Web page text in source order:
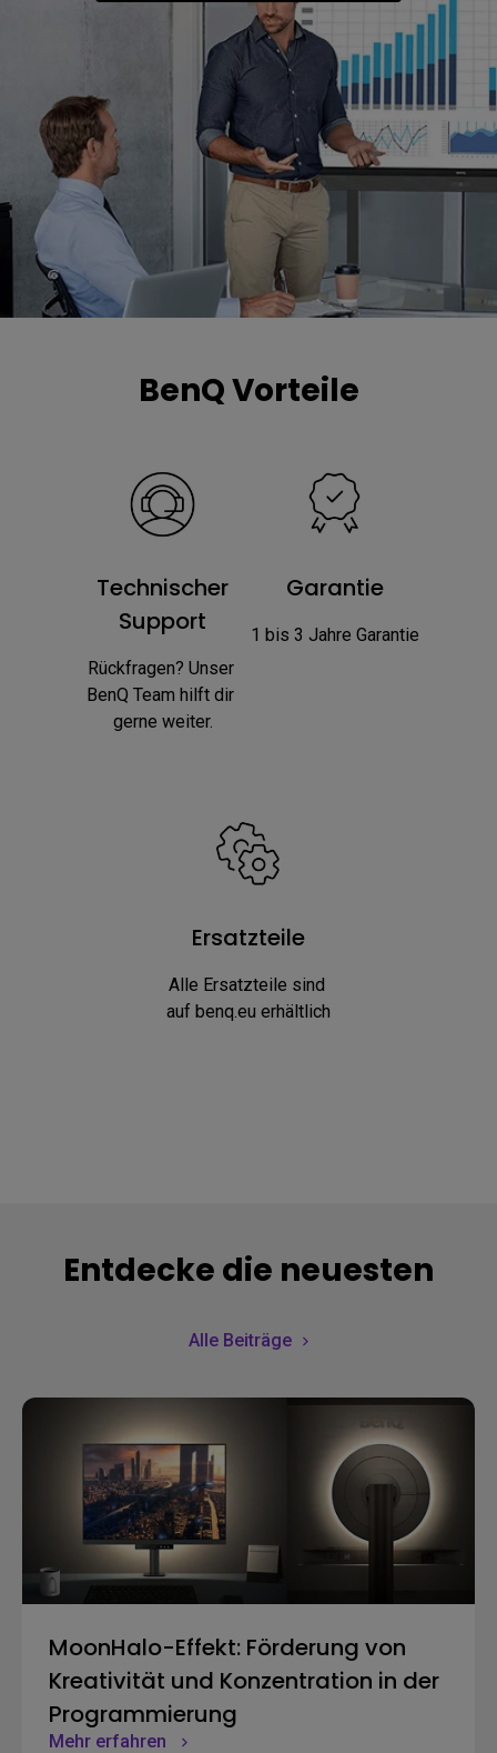
BenQ Vorteile
Technischer
Support
Rückfragen? Unser
BenQ Team hilft dir
gerne weiter.
Garantie
1 bis 3 Jahre Garantie
Ersatzteile
Alle Ersatzteile sind
auf benq.eu erhältlich
Entdecke die neuesten
Alle Beiträge
MoonHalo-Effekt: Förderung von
Kreativität und Konzentration in der
Programmierung
Mehr erfahren